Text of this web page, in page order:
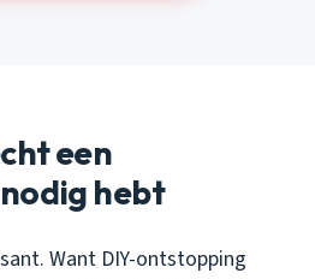
een
hebt
Want DIY-ontstopping